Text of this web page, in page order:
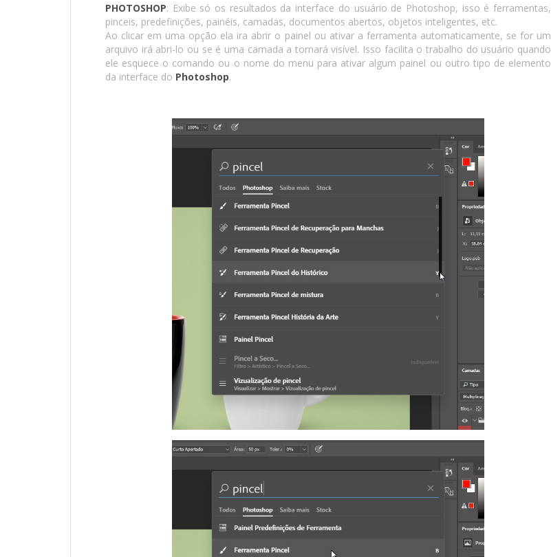
PHOTOSHOP: Exibe só os resultados da interface do usuário de Photoshop, isso é ferramentas,
pinceis, predefinições, painéis, camadas, documentos abertos, objetos inteligentes, etc.
Ao clicar em uma opção ela ira abrir o painel ou ativar a ferramenta automaticamente, se for um
arquivo irá abri-lo ou se é uma camada a tornará visível. Isso facilita o trabalho do usuário quando
ele esquece o comando ou o nome do menu para ativar algum painel ou outro tipo de elemento
da interface do Photoshop.